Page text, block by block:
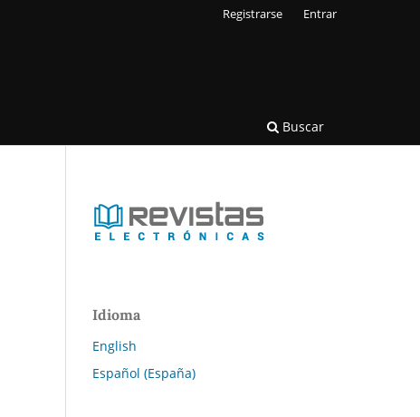
Buscar
Registrarse Entrar
Idioma
English
Español (España)